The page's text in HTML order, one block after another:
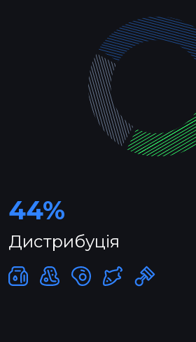
44%
Дистрибуція